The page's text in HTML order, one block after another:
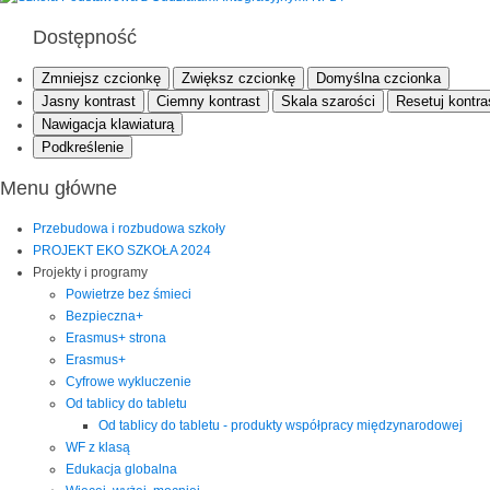
Dostępność
Zmniejsz czcionkę Zwiększ czcionkę
Domyślna czcionka
Jasny kontrast
Ciemny kontrast Skala szarości
Resetuj
Nawigacja klawiaturą
Podkreślenie
Menu główne
Przebudowa i rozbudowa szkoły
PROJEKT EKO SZKOŁA 2024
Projekty i programy
Powietrze bez śmieci
Bezpieczna+
Erasmus+ strona
Erasmus+
Cyfrowe wykluczenie
Od tablicy do tabletu
Od tablicy do tabletu - produkty współpracy międzynarodowej
WF z klasą
Edukacja globalna